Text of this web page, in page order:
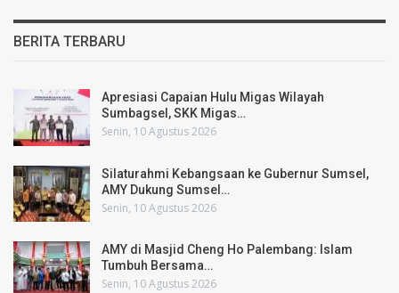
BERITA TERBARU
Apresiasi Capaian Hulu Migas Wilayah
Sumbagsel, SKK Migas…
Senin, 10 Agustus 2026
Silaturahmi Kebangsaan ke Gubernur Sumsel,
AMY Dukung Sumsel…
Senin, 10 Agustus 2026
AMY di Masjid Cheng Ho Palembang: Islam
Tumbuh Bersama…
Senin, 10 Agustus 2026